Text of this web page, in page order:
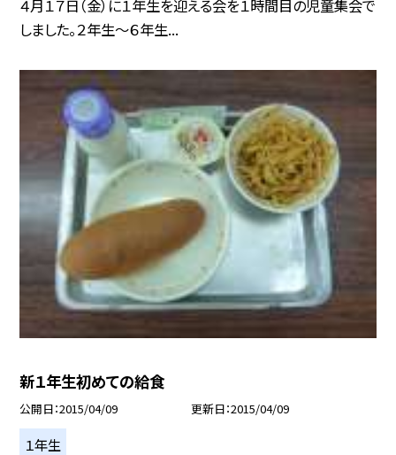
４月１７日（金）に１年生を迎える会を１時間目の児童集会で
しました。２年生〜６年生...
新１年生初めての給食
公開日 2015/04/09 更新日 2015/04/09
１年生